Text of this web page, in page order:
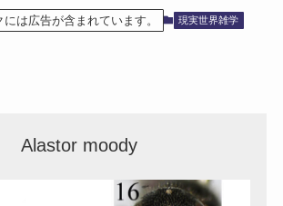
は広告が含まれています。 現実世界雑学
Alastor moody